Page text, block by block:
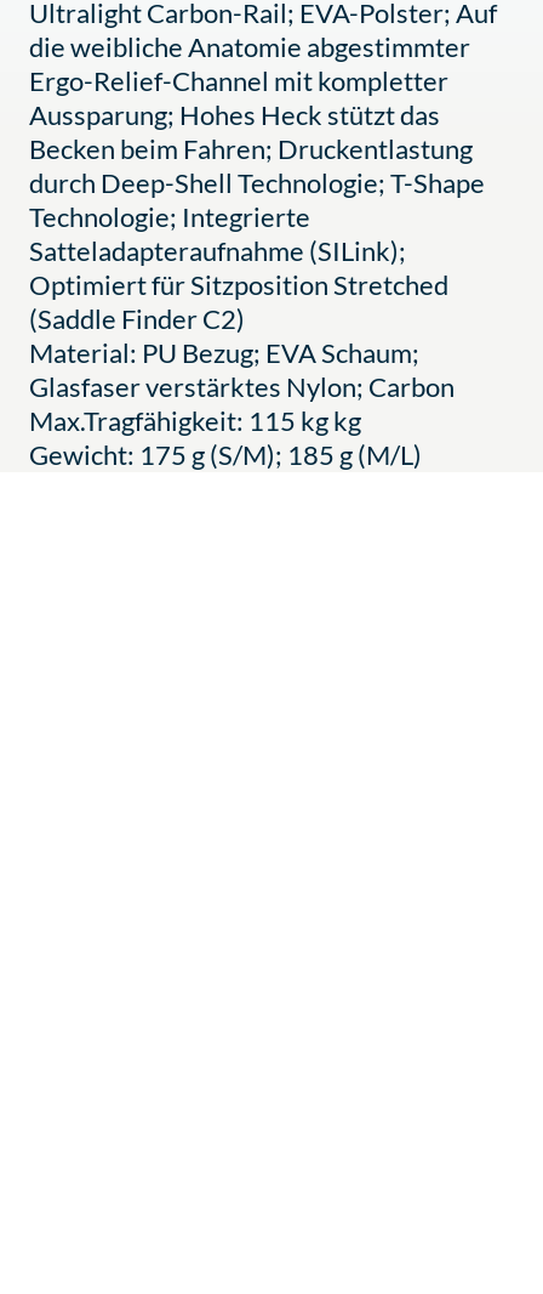
Ultralight Carbon-Rail; EVA-Polster; Auf
die weibliche Anatomie abgestimmter
Ergo-Relief-Channel mit kompletter
Aussparung; Hohes Heck stützt das
Becken beim Fahren; Druckentlastung
durch Deep-Shell Technologie; T-Shape
Technologie; Integrierte
Satteladapteraufnahme (SILink);
Optimiert für Sitzposition Stretched
(Saddle Finder C2)
Material: PU Bezug; EVA Schaum;
Glasfaser verstärktes Nylon; Carbon
Max.Tragfähigkeit: 115 kg kg
Gewicht: 175 g (S/M); 185 g (M/L)